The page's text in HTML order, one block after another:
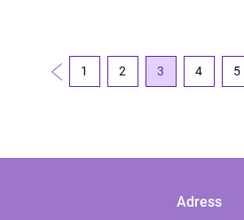
1 2 3 4 5
Adress